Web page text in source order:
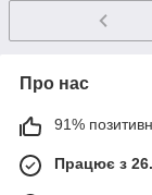
Про нас
91%
Працює з